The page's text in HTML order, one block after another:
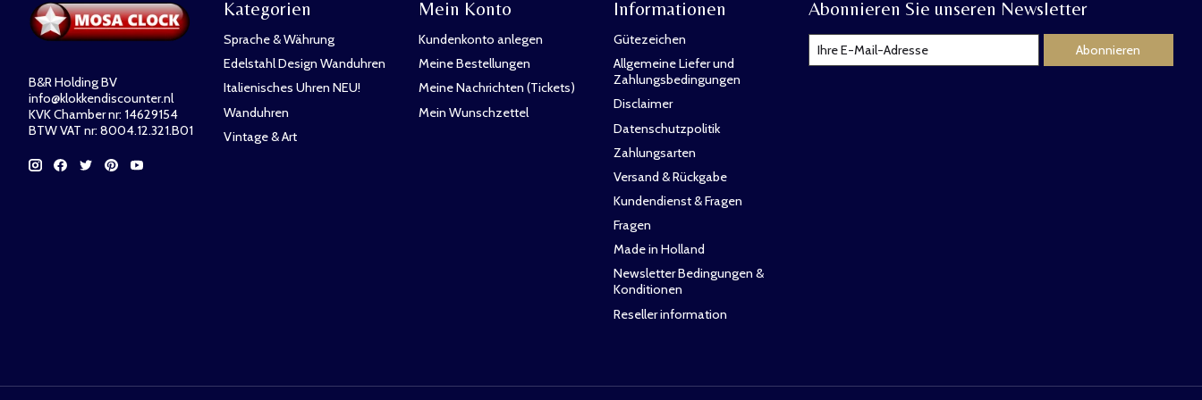
B&R Holding BV
info@klokkendiscounter.nl
KVK Chamber nr: 14629154
BTW VAT nr: 8004.12.321.B01
Kategorien
Sprache & Währung
Edelstahl Design Wanduhren
Italienisches Uhren NEU!
Wanduhren
Vintage & Art
Mein Konto
Kundenkonto anlegen
Meine Bestellungen
Meine Nachrichten (Tickets)
Mein Wunschzettel
Informationen
Gütezeichen
Allgemeine Liefer und
Zahlungsbedingungen
Disclaimer
Datenschutzpolitik
Zahlungsarten
Versand & Rückgabe
Kundendienst & Fragen
Fragen
Made in Holland
Newsletter Bedingungen &
Konditionen
Reseller information
Abonnieren Sie unseren Newsletter
Abonnieren